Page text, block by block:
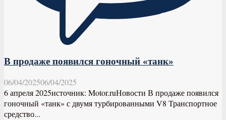
В продаже появился гоночный «танк»
06/04/202506/04/2025
6 апреля 2025источник: Motor.ruНовости В продаже появился
гоночный «танк» с двумя турбированными V8 Транспортное
средство...